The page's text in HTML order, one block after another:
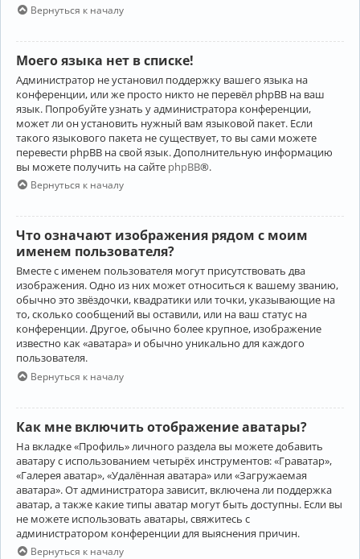
Вернуться к началу
Моего языка нет в списке!
Администратор не установил поддержку вашего языка на
конференции, или же просто никто не перевёл phpBB на ваш
язык. Попробуйте узнать у администратора конференции,
может ли он установить нужный вам языковой пакет. Если
такого языкового пакета не существует, то вы сами можете
перевести phpBB на свой язык. Дополнительную информацию
вы можете получить на сайте phpBB®.
Вернуться к началу
Что означают изображения рядом с моим
именем пользователя?
Вместе с именем пользователя могут присутствовать два
изображения. Одно из них может относиться к вашему званию,
обычно это звёздочки, квадратики или точки, указывающие на
то, сколько сообщений вы оставили, или на ваш статус на
конференции. Другое, обычно более крупное, изображение
известно как «аватара» и обычно уникально для каждого
пользователя.
Вернуться к началу
Как мне включить отображение аватары?
На вкладке «Профиль» личного раздела вы можете добавить
аватару с использованием четырёх инструментов: «Граватар»,
«Галерея аватар», «Удалённая аватара» или «Загружаемая
аватара». От администратора зависит, включена ли поддержка
аватар, а также какие типы аватар могут быть доступны. Если вы
не можете использовать аватары, свяжитесь с
администратором конференции для выяснения причин.
Вернуться к началу